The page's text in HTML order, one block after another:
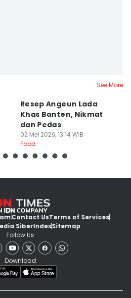
See More
Resep Angeun Lada
Khas Banten, Nikmat
dan Pedas
02 Mei 2026, 13:14 WIB
Food
Contact UsTerms of Services
SiberIndexSitemap
Follow Us
Download